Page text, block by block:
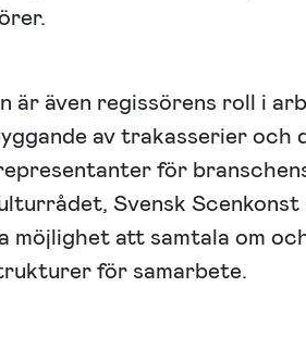
är även regissörens roll i
av trakasserier och
för
Svensk
möjlighet att samtala om
för samarbete.